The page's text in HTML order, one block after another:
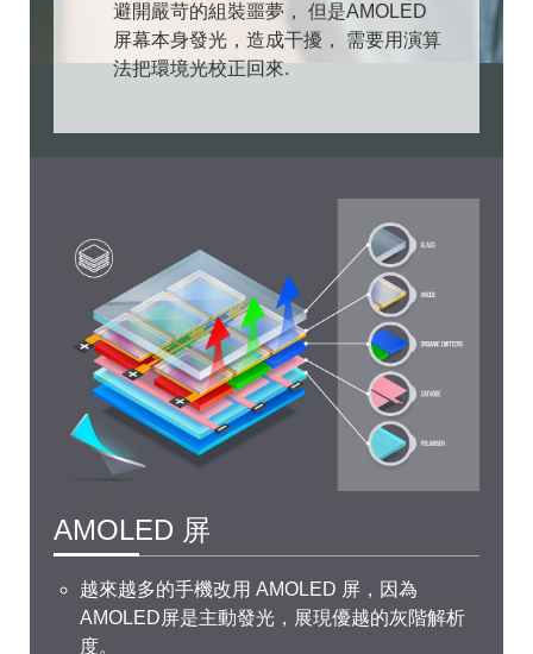
避開嚴苛的組裝噩夢， 但是AMOLED
屏幕本身發光，造成干擾， 需要用演算
法把環境光校正回來.
AMOLED 屏
越來越多的手機改用 AMOLED 屏，因為
AMOLED屏是主動發光，展現優越的灰階解析
度。